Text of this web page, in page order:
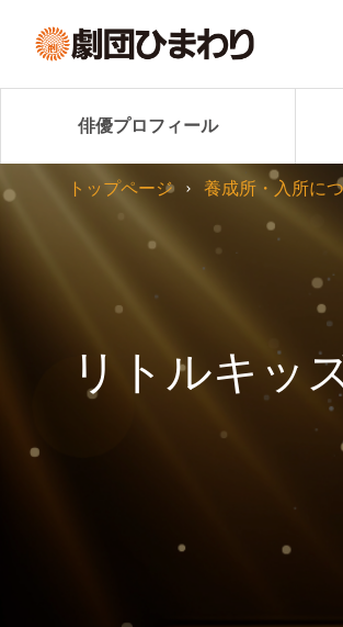
俳優プロフィール
リトルキッ
トップページ 養成所・入所に